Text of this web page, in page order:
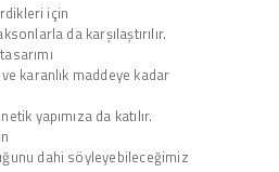
için
da karşılaştırılır.
karanlık maddeye kadar
yapımıza da katılır.
dahi söyleyebileceğimiz